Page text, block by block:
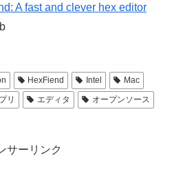
A fast and clever hex editor
HexFiend Intel
Mac
リ エディタ
オープンソース
サーリンク